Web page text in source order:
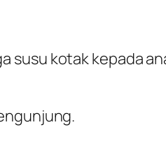
susu kotak kepada